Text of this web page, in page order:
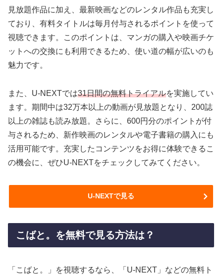
見放題作品に加え、最新映画などのレンタル作品も充実し
ており、有料タイトルは毎月付与されるポイントを使って
視聴できます。このポイントは、マンガの購入や映画チケ
ットへの交換にも利用できるため、使い道の幅が広いのも
魅力です。
また、U-NEXTでは31日間の無料トライアルを実施してい
ます。期間中は32万本以上の動画が見放題となり、200誌
以上の雑誌も読み放題。さらに、600円分のポイントが付
与されるため、新作映画のレンタルや電子書籍の購入にも
活用可能です。充実したコンテンツをお得に体験できるこ
の機会に、ぜひU-NEXTをチェックしてみてください。
U-NEXTで見る
こばと。を無料で見る方法は？
「こばと。」を視聴するなら、「U-NEXT」などの無料ト